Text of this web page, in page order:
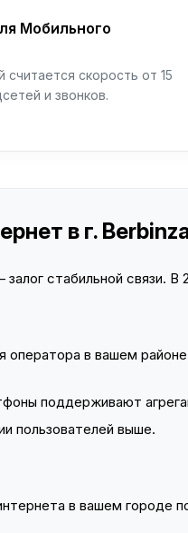
Мобильного
скорость от 15
и звонков.
в г.
стабильной связи. В
оператора в вашем
поддерживают
пользователей выше.
в вашем городе